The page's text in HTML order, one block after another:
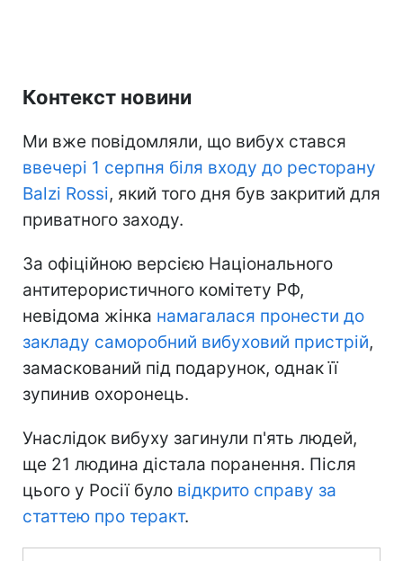
Контекст новини
Ми вже повідомляли, що вибух стався
ввечері 1 серпня біля входу до ресторану
Balzi Rossi, який того дня був закритий для
приватного заходу.
За офіційною версією Національного
антитерористичного комітету РФ,
невідома жінка намагалася пронести до
закладу саморобний вибуховий пристрій,
замаскований під подарунок, однак її
зупинив охоронець.
Унаслідок вибуху загинули п'ять людей,
ще 21 людина дістала поранення. Після
цього у Росії було відкрито справу за
статтею про теракт.